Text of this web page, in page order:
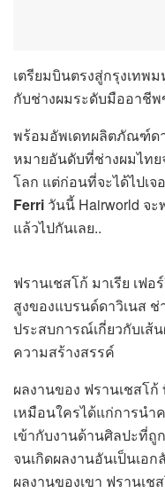
เตรียมบินตรงสู่กรุงเทพ
กับช่างผมระดับมืออาชีพ
พร้อมอัพเดทผลิตภัณฑ์ด
หมายอันดับที่ช่างผมไทย
โลก แต่ก่อนที่จะได้ไปเจ
Ferri วันนี้ Hairworld จ
แล้วไปกันเลย..
ฟรานเชสโก้ มาเรีย เฟ
สูงของแบรนด์ดาวิเนส
ประสบการณ์เกี่ยวกับเส้
ความสร้างสรรค์
ผลงานของ ฟรานเชสโ
เหมือนใครได้แก่การน
เข้ากับงานด้านศิลปะที่
จนเกิดผลงานอันเป็นเ
ผลงานของเขา ฟรานเ